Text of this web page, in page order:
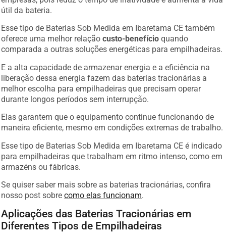
útil da bateria.
Esse tipo de Baterias Sob Medida em Ibaretama CE também
oferece uma melhor relação custo-benefício quando
comparada a outras soluções energéticas para empilhadeiras.
E a alta capacidade de armazenar energia e a eficiência na
liberação dessa energia fazem das baterias tracionárias a
melhor escolha para empilhadeiras que precisam operar
durante longos períodos sem interrupção.
Elas garantem que o equipamento continue funcionando de
maneira eficiente, mesmo em condições extremas de trabalho.
Esse tipo de Baterias Sob Medida em Ibaretama CE é indicado
para empilhadeiras que trabalham em ritmo intenso, como em
armazéns ou fábricas.
Se quiser saber mais sobre as baterias tracionárias, confira
nosso post sobre como elas funcionam
Aplicações das Baterias Tracionárias em
Diferentes Tipos de Empilhadeiras